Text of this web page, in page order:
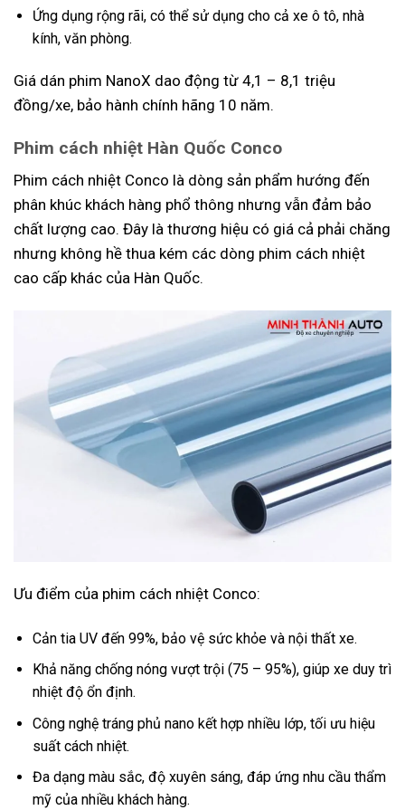
Ứng dụng rộng rãi, có thể sử dụng cho cả xe ô tô, nhà
kính, văn phòng.
Giá dán phim NanoX dao động từ 4,1 – 8,1 triệu
đồng/xe, bảo hành chính hãng 10 năm.
Phim cách nhiệt Hàn Quốc Conco
Phim cách nhiệt Conco là dòng sản phẩm hướng đến
phân khúc khách hàng phổ thông nhưng vẫn đảm bảo
chất lượng cao. Đây là thương hiệu có giá cả phải chăng
nhưng không hề thua kém các dòng phim cách nhiệt
cao cấp khác của Hàn Quốc.
Ưu điểm của phim cách nhiệt Conco:
Cản tia UV đến 99%, bảo vệ sức khỏe và nội thất xe.
Khả năng chống nóng vượt trội (75 – 95%), giúp xe duy trì
nhiệt độ ổn định.
Công nghệ tráng phủ nano kết hợp nhiều lớp, tối ưu hiệu
suất cách nhiệt.
Đa dạng màu sắc, độ xuyên sáng, đáp ứng nhu cầu thẩm
mỹ của nhiều khách hàng.